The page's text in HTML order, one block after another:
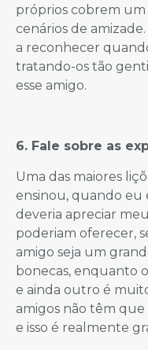
próprios cobrem
cenários de
a reconhecer
tratando-os tão
esse amigo.
6. Fale sobre as
Uma das maiores
ensinou, quando eu
deveria apreciar
poderiam oferecer,
amigo seja um
bonecas, enquanto
e ainda outro é
amigos não têm que
e isso é realmente